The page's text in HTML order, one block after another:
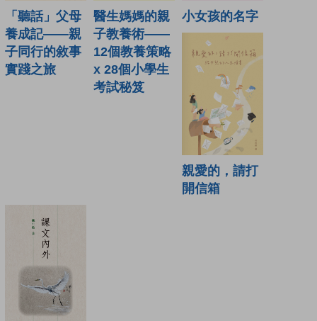
「聽話」父母
養成記——親
子同行的敘事
實踐之旅
醫生媽媽的親
子教養術——
12個教養策略
x 28個小學生
考試秘笈
小女孩的名字
親愛的，請打
開信箱